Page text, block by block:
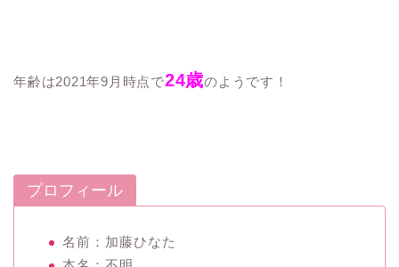
年齢は2021年9月時点で24歳のようです！
プロフィール
名前：加藤ひなた